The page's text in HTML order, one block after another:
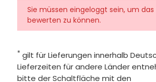
Sie müssen eingeloggt sein, um das
bewerten zu können.
* gilt für Lieferungen innerhalb
Lieferzeiten für andere Länder
bitte der Schaltfläche mit den